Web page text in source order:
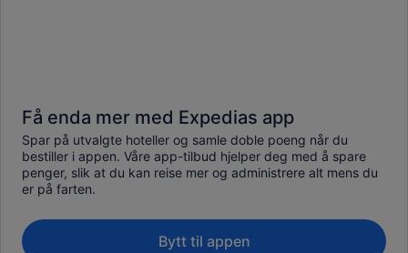
Få enda mer med Expedias app
Spar på utvalgte hoteller og samle doble poeng når du
bestiller i appen. Våre app-tilbud hjelper deg med å spare
penger, slik at du kan reise mer og administrere alt mens du
er på farten.
Bytt til appen